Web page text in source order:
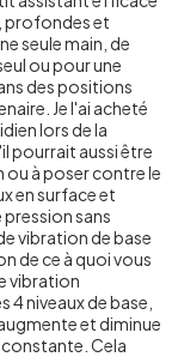
profondes et
seule main, de
ou pour une
des positions
Je l'ai acheté
lors de la
pourrait aussi être
ou à poser contre le
en surface et
sans
vibration de base
de ce à quoi vous
vibration
niveaux de base,
et diminue
Cela